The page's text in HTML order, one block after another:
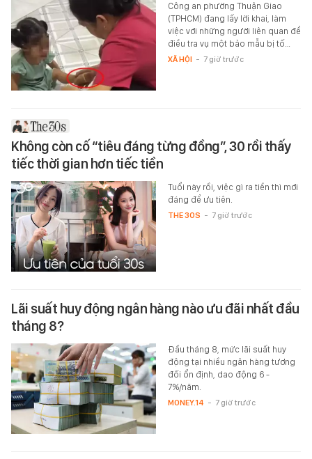
Công an phường Thuận Giao
(TPHCM) đang lấy lời khai, làm
việc với những người liên quan để
điều tra vụ một bảo mẫu bị tố…
XÃ HỘI - 7 giờ trước
Không còn cố “tiêu đáng từng đồng”, 30 rồi thấy
tiếc thời gian hơn tiếc tiền
Tuổi này rồi, việc gì ra tiền thì mới
đáng để ưu tiên.
THE 30S - 7 giờ trước
Lãi suất huy động ngân hàng nào ưu đãi nhất đầu
tháng 8?
Đầu tháng 8, mức lãi suất huy
động tại nhiều ngân hàng tương
đối ổn định, dao động 6 -
7%/năm.
MONEY.14 - 7 giờ trước